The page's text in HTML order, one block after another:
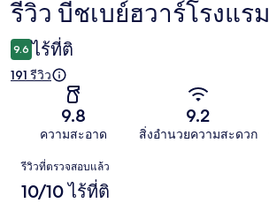
รีวิว
รีวิว บีชเบย์ฮวาร์โรงแรม
9.6 ไร้ที่ติ
191 รีวิว
9.8
ความสะอาด
9.2
สิ่งอำนวยความสะดวก
รีวิว
รีวิวที่ตรวจสอบแล้ว
10/10 ไร้ที่ติ